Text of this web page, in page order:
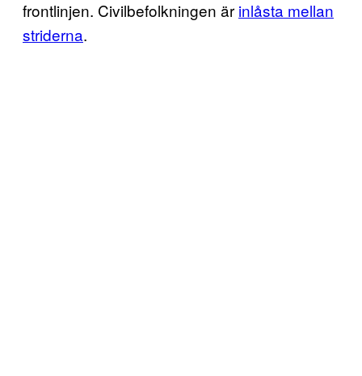
frontlinjen. Civilbefolkningen är inlåsta mellan
striderna.